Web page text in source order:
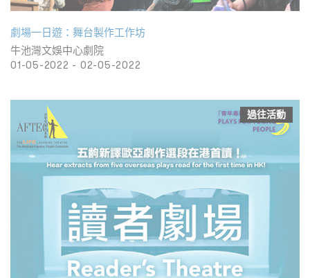
劇場一日遊：舞台製作工作坊
牛池灣文娛中心劇院
01-05-2022 - 02-05-2022
過往活動